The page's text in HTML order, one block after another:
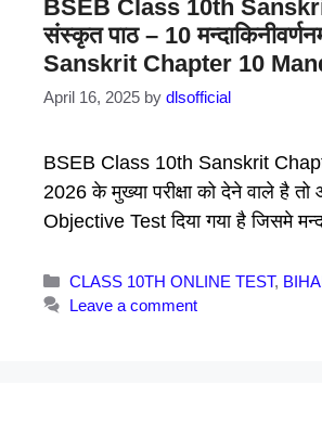
BSEB Class 10th Sanskrit
संस्कृत पाठ – 10
Sanskrit Chapter 10
April 16, 2025 by dlsofficial
BSEB Class 10th Sanskrit Chapter
2026 के मुख्या परीक्षा को देने वाले है
Objective Test दिया गया है जिसमे
Categories
CLASS 10TH ONLINE TEST,
Leave a comment